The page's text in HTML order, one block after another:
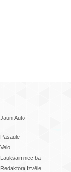
Jauni Auto
Pasaulē
Velo
Lauksaimniecība
Redaktora Izvēle